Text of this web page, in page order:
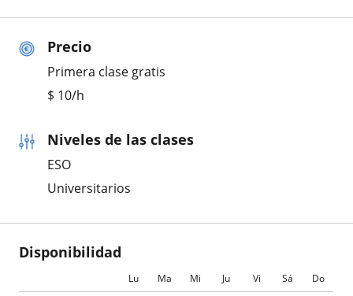
Precio
Primera clase gratis
$ 10/h
Niveles de las clases
ESO
Universitarios
Disponibilidad
Lu Ma Mi Ju Vi Sá Do